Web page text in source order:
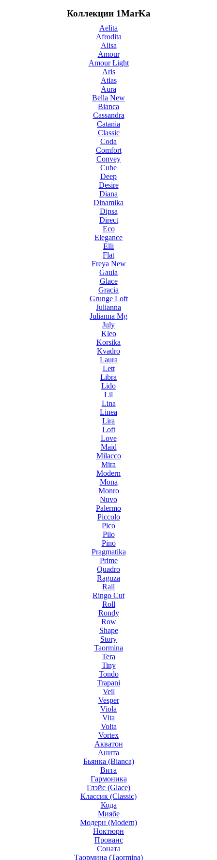
Коллекции 1MarKa
Aelita
Afrodita
Alisa
Amour
Amour Light
Aris
Atlas
Aura
Bella New
Bianca
Cassandra
Catania
Classic
Coda
Comfort
Convey
Cube
Deep
Desire
Diana
Dinamika
Dipsa
Direct
Eco
Elegance
Elli
Flat
Freya New
Gaula
Glace
Gracia
Grunge Loft
Julianna
Julianna Mg
July
Kleo
Korsika
Kvadro
Laura
Lett
Libra
Lido
Lil
Lina
Linea
Lira
Loft
Love
Maid
Milacco
Mira
Modern
Mona
Monro
Nuvo
Palermo
Piccolo
Pico
Pilo
Pino
Pragmatika
Prime
Quadro
Raguza
Rail
Ringo Cut
Roll
Rondy
Row
Shape
Story
Taormina
Tera
Tiny
Tondo
Trapani
Veil
Vesper
Viola
Vita
Volta
Vortex
Акватон
Анита
Бьянка (Bianca)
Вита
Гармоника
Глэйс (Glace)
Классик (Classic)
Кода
Миябе
Модерн (Modern)
Ноктюрн
Прованс
Соната
Таормина (Taormina)